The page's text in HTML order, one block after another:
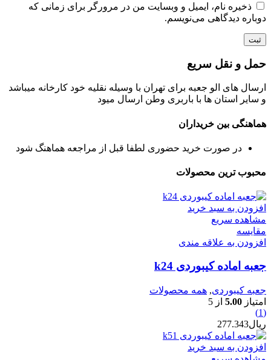
ذخیره نام، ایمیل و وبسایت من در مرورگر برای زمانی که
دوباره دیدگاهی می‌نویسم.
حمل و نقل سریع
ارسال های الو جعبه برای تهران با وسیله نقلیه خود کارخانه میباشد
و سایر استان ها با باربری وطن ارسال میود
هماهنگی بین خریداران
در صورت خرید حضوری لطفا قبل از مراجعه هماهنگ شود
محبوب ترین محصولات
افزودن به سبد خرید
مشاهده سریع
مقایسه
افزودن به علاقه مندی
جعبه اماده کیبوردی k24
جعبه کیبوردی, همه محصولات
امتیاز 5.00 از 5
(1)
ریال277.343
افزودن به سبد خرید